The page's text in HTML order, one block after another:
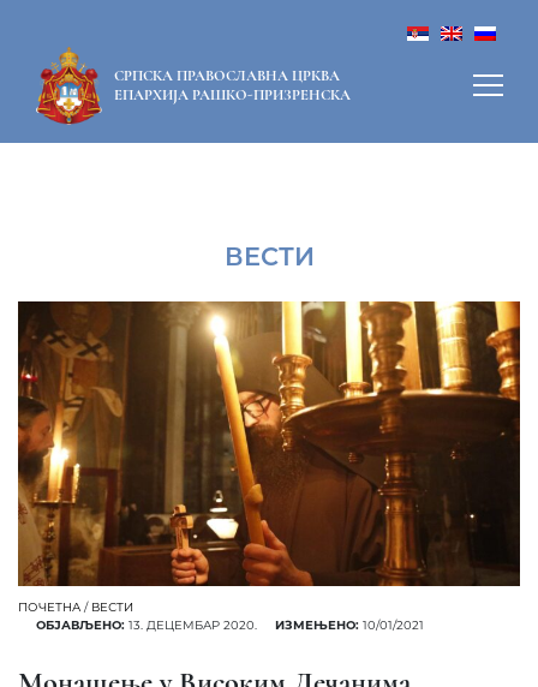
СРПСКА ПРАВОСЛАВНА ЦРКВА
ЕПАРХИЈА РАШКО-ПРИЗРЕНСКА
ВЕСТИ
ПОЧЕТНА / ВЕСТИ
ОБЈАВЉЕНО: 13. ДЕЦЕМБАР 2020. ИЗМЕЊЕНО: 10/01/2021